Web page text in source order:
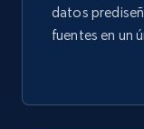
datos
fuentes en un